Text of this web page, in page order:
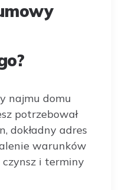
najmu domu
potrzebował
dokładny adres
warunków
i terminy